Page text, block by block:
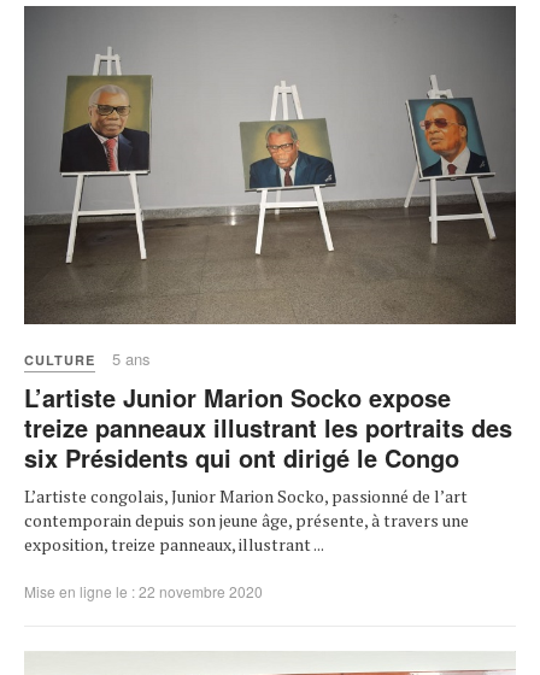
CULTURE 5 ans
L’artiste Junior Marion Socko expose
treize panneaux illustrant les portraits des
six Présidents qui ont dirigé le Congo
L’artiste congolais, Junior Marion Socko, passionné de l’art
contemporain depuis son jeune âge, présente, à travers une
exposition, treize panneaux, illustrant ...
Mise en ligne le : 22 novembre 2020